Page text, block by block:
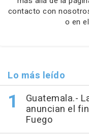
contacto con
o en
Lo más leído
Guatemala.-
anuncian el
Fuego